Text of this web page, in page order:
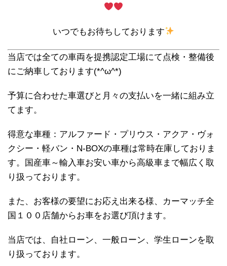
いつでもお待ちしております
当店では全ての車両を提携認定工場にて点検・整備後
にご納車しております(*^ω^*)
予算に合わせた車選びと月々の支払いを一緒に組み立
てます。
得意な車種：アルファード・プリウス・アクア・ヴォ
クシー・軽バン・N-BOXの車種は常時在庫しておりま
す。国産車～輸入車お安い車から高級車まで幅広く取
り扱っております。
また、お客様の要望にお応え出来る様、カーマッチ全
国１００店舗からお車をお選び頂けます。
当店では、自社ローン、一般ローン、学生ローンを取
り扱っております。